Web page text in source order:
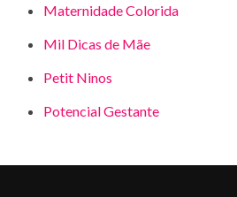
Maternidade Colorida
Mil Dicas de Mãe
Petit Ninos
Potencial Gestante